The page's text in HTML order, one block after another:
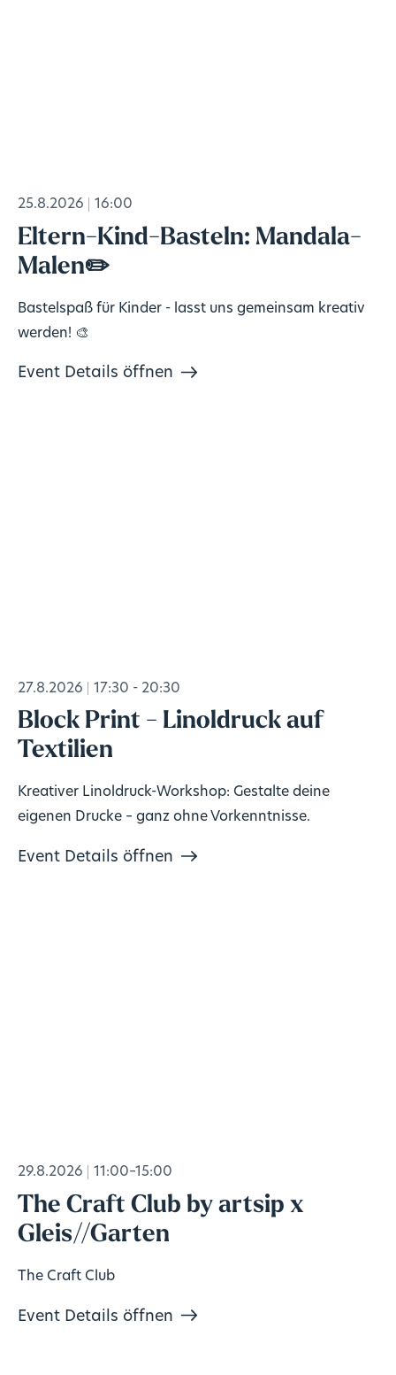
25.8.2026 16:00
Eltern-Kind-Basteln: Mandala-
Malen✏️
Bastelspaß für Kinder - lasst uns gemeinsam kreativ
werden! 🎨
Event Details öffnen
27.8.2026 17:30 - 20:30
Block Print - Linoldruck auf
Textilien
Kreativer Linoldruck-Workshop: Gestalte deine
eigenen Drucke – ganz ohne Vorkenntnisse.
Event Details öffnen
29.8.2026 11:00–15:00
The Craft Club by artsip x
Gleis//Garten
The Craft Club
Event Details öffnen